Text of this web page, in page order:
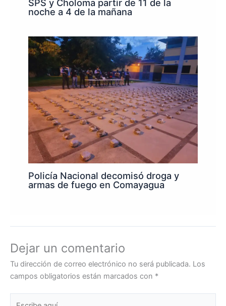
SPS y Choloma partir de 11 de la
noche a 4 de la mañana
Policía Nacional decomisó droga y
armas de fuego en Comayagua
Dejar un comentario
Tu dirección de correo electrónico no será publicada. Los
campos obligatorios están marcados con *